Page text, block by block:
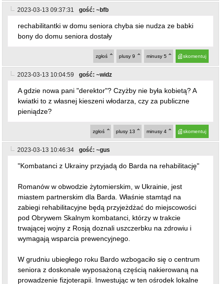
2023-03-13 09:37:31 gość: ~bfb
rechabilitantki w domu seniora chyba sie nudza ze babki
bony do domu seniora dostały
skomentuj
minusy 5
plusy 9
zgłoś
2023-03-13 10:04:59 gość: ~widz
A gdzie nowa pani "derektor"? Czyżby nie była kobietą? A
kwiatki to z własnej kieszeni włodarza, czy za publiczne
pieniądze?
skomentuj
minusy 4
plusy 13
zgłoś
2023-03-13 10:46:34 gość: ~gus
"Kombatanci z Ukrainy przyjadą do Barda na rehabilitację"
Romanów w obwodzie żytomierskim, w Ukrainie, jest
miastem partnerskim dla Barda. Właśnie stamtąd na
zabiegi rehabilitacyjne będą przyjeżdżać do miejscowości
pod Obrywem Skalnym kombatanci, którzy w trakcie
trwającej wojny z Rosją doznali uszczerbku na zdrowiu i
wymagają wsparcia prewencyjnego.
W grudniu ubiegłego roku Bardo wzbogaciło się o centrum
seniora z doskonale wyposażoną częścią nakierowaną na
prowadzenie fizjoterapii. Inwestując w ten ośrodek lokalne